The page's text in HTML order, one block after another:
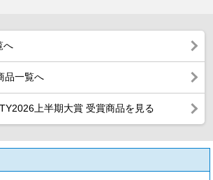
へ
品一覧へ
上半期大賞 受賞商品を見る